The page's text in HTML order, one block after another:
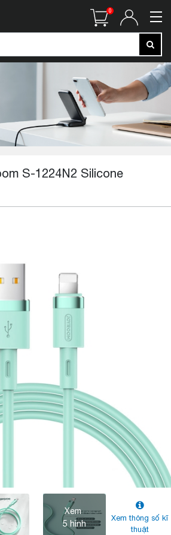
0
S-1224N2 Silicone
Xem
5 hình
Xem thông số kĩ
thuật